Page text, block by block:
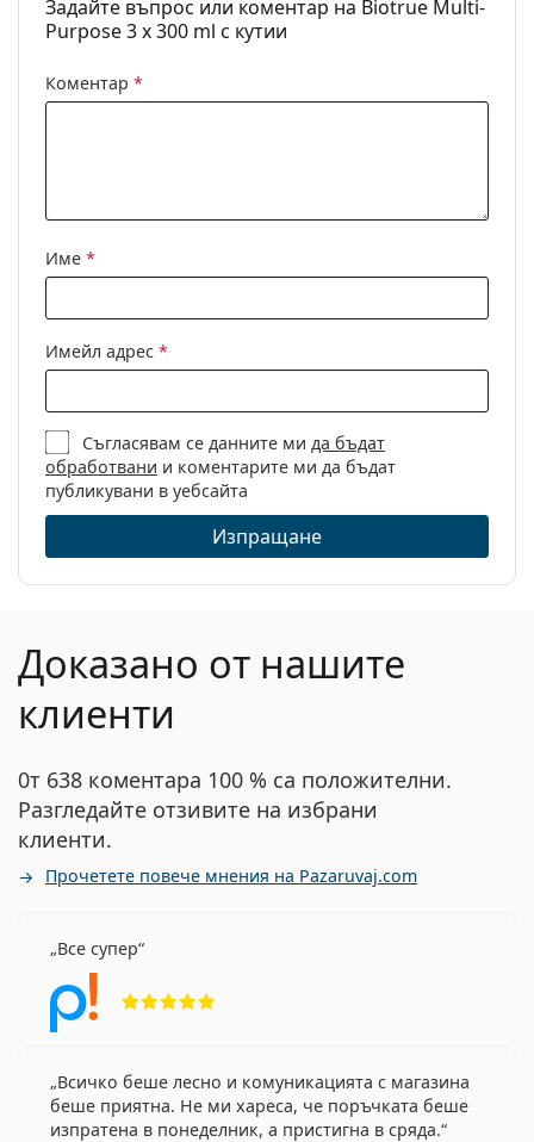
годност:
след отваряне:
Категория:
Разтвори
Универсални разтвори за
кутията:
2 x 4.2 ml
Задайте въпрос или коментар на Biotrue Multi-
Purpose 3 x 300 ml с кутии
Коментар *
Име *
Имейл адрес *
Съгласявам се данните ми да бъдат
обработвани и коментарите ми да бъдат
публикувани в уебсайта
Изпращане
Доказано от нашите
клиенти
0т 638 коментара 100 % са положителни.
Разгледайте отзивите на избрани
клиенти.
Прочетете повече мнения на Pazaruvaj.com
Все супер
Всичко беше лесно и комуникацията с магазина
беше приятна. Не ми хареса, че поръчката беше
изпратена в понеделник, а пристигна в сряда.